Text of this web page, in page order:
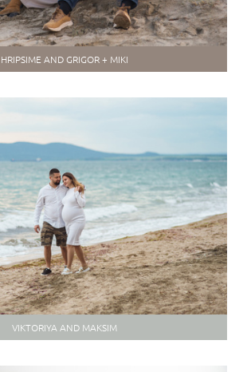
HRIPSIME AND GRIGOR + MIKI
VIKTORIYA AND MAKSIM